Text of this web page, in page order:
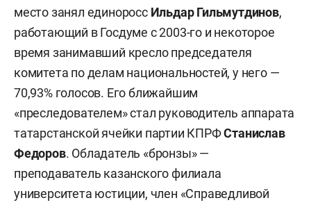
место занял единоросс Ильдар Гильмутдинов,
работающий в Госдуме с 2003-го и некоторое
время занимавший кресло председателя
комитета по делам национальностей, у него —
70,93% голосов. Его ближайшим
«преследователем» стал руководитель аппарата
татарстанской ячейки партии КПРФСтанислав
Федоров. Обладатель «бронзы» —
преподаватель казанского филиала
университета юстиции, член «Справедливой